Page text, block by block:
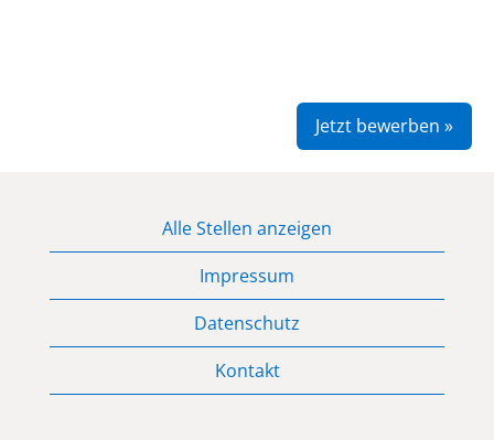
Jetzt bewerben »
Alle Stellen anzeigen
Impressum
Datenschutz
Kontakt